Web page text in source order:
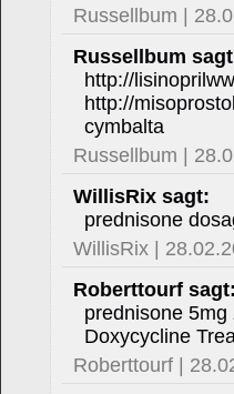
Russellbum |
Russellbum
http://
http://
cymbalta
Russellbum |
WillisRix sagt:
prednisone
WillisRix |
Roberttourf sagt:
prednisone
Doxycycline
Roberttourf |